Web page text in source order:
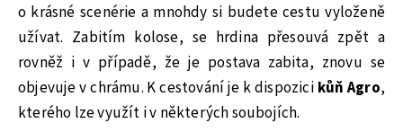
o krásné scenérie a mnohdy si budete cestu vyloženě
užívat. Zabitím kolose, se hrdina přesouvá zpět a
rovněž i v případě, že je postava zabita, znovu se
objevuje v chrámu. K cestování je k dispozici kůň Agro,
kterého lze využít i v některých soubojích.